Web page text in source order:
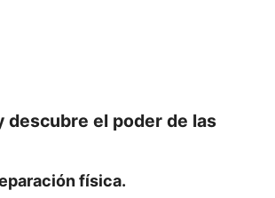
descubre el poder de las
física.